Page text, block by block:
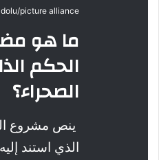
picture alliance
ما هو
الحكم
الصحراء؟
ينص مشروع
الذي استند